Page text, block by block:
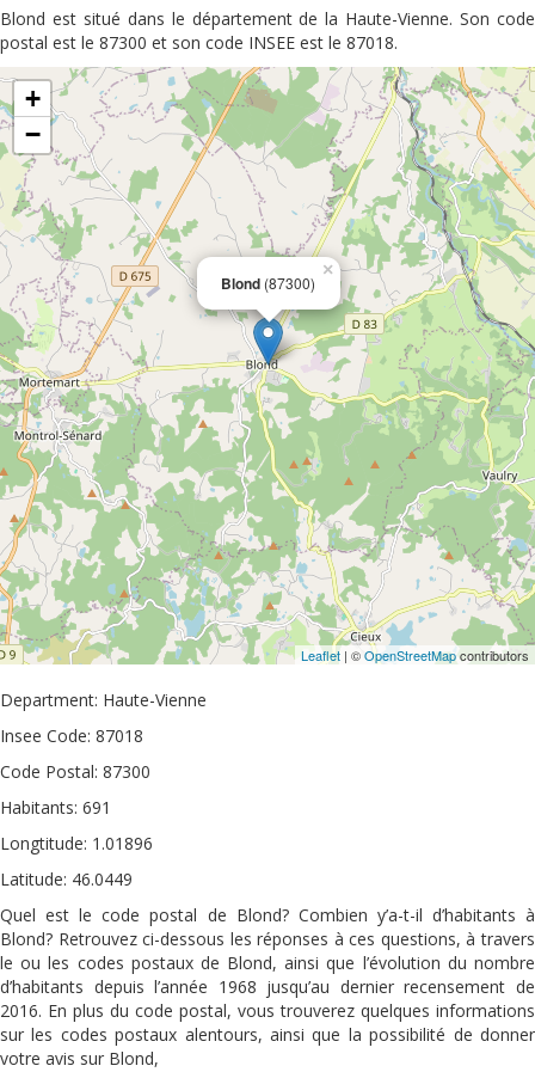
Blond est situé dans le département de la Haute-Vienne. Son code
postal est le 87300 et son code INSEE est le 87018.
Blond (87300)
×
+
−
Leaflet | ©OpenStreetMapcontributors
Department: Haute-Vienne
Insee Code: 87018
Code Postal: 87300
Habitants: 691
Longtitude: 1.01896
Latitude: 46.0449
Quel est le code postal de Blond? Combien y’a-t-il d’habitants à
Blond? Retrouvez ci-dessous les réponses à ces questions, à travers
le ou les codes postaux de Blond, ainsi que l’évolution du nombre
d’habitants depuis l’année 1968 jusqu’au dernier recensement de
2016. En plus du code postal, vous trouverez quelques informations
sur les codes postaux alentours, ainsi que la possibilité de donner
votre avis sur Blond,